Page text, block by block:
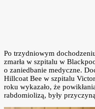
Po trzydniowym
zmarła w szpitalu w
o zaniedbanie medyczne.
Hillcoat Bee w szpitalu
roku wykazało, że
rabdomiolizą, były